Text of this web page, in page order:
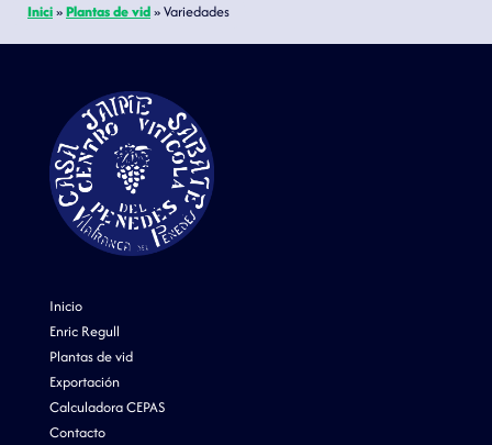
Inici»Plantas de vid»Variedades
Inicio
Enric Regull
Plantas de vid
Exportación
Calculadora CEPAS
Contacto